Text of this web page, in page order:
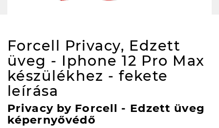
Forcell Privacy, Edzett
üveg - Iphone 12 Pro Max
készülékhez - fekete
leírása
Privacy by Forcell - Edzett üveg
képernyővédő